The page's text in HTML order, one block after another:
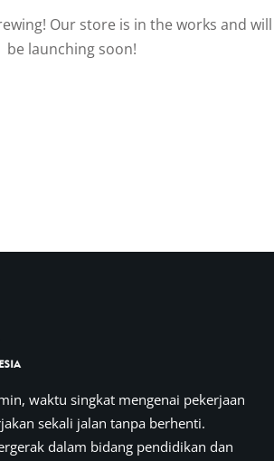
Our store is in the works and will
be launching soon!
waktu singkat mengenai pekerjaan
sekali jalan tanpa berhenti.
dalam bidang pendidikan dan